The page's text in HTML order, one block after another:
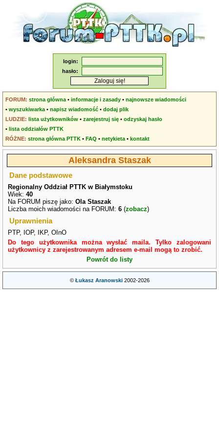
login:
hasło:
FORUM: strona główna •informacje i zasady •najnowsze wiadomości
•wyszukiwarka •napisz wiadomość •dodaj plik
LUDZIE: lista użytkowników •zarejestruj się •odzyskaj hasło
•lista oddziałów PTTK
RÓŻNE: strona główna PTTK •FAQ •netykieta •kontakt
Aleksandra Staszak
Dane podstawowe
Regionalny Oddział PTTK w Białymstoku
Wiek:40
Na FORUM piszę jako:Ola Staszak
Liczba moich wiadomości na FORUM:6 (zobacz)
Uprawnienia
PTP, IOP, IKP, OInO
Do tego użytkownika można wysłać maila. Tylko zalogowani
użytkownicy z zarejestrowanym adresem e-mail mogą to zrobić.
Powrót do listy
© Łukasz Aranowski2002-2026